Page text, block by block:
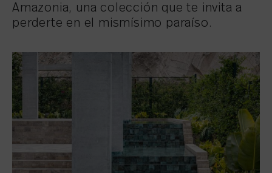
Amazonia, una colección que te invita a
perderte en el mismísimo paraíso.